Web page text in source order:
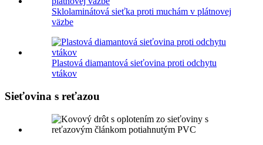
Sklolaminátová sieťka proti muchám v plátnovej
väzbe
Plastová diamantová sieťovina proti odchytu
vtákov
Sieťovina s reťazou